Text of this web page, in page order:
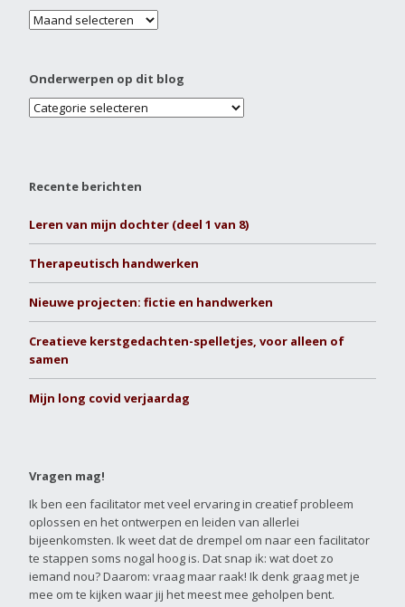
Onderwerpen op dit blog
Recente berichten
Leren van mijn dochter (deel 1 van 8)
Therapeutisch handwerken
Nieuwe projecten: fictie en handwerken
Creatieve kerstgedachten-spelletjes, voor alleen of
samen
Mijn long covid verjaardag
Vragen mag!
Ik ben een facilitator met veel ervaring in creatief probleem
oplossen en het ontwerpen en leiden van allerlei
bijeenkomsten. Ik weet dat de drempel om naar een facilitator
te stappen soms nogal hoog is. Dat snap ik: wat doet zo
iemand nou? Daarom: vraag maar raak! Ik denk graag met je
mee om te kijken waar jij het meest mee geholpen bent.